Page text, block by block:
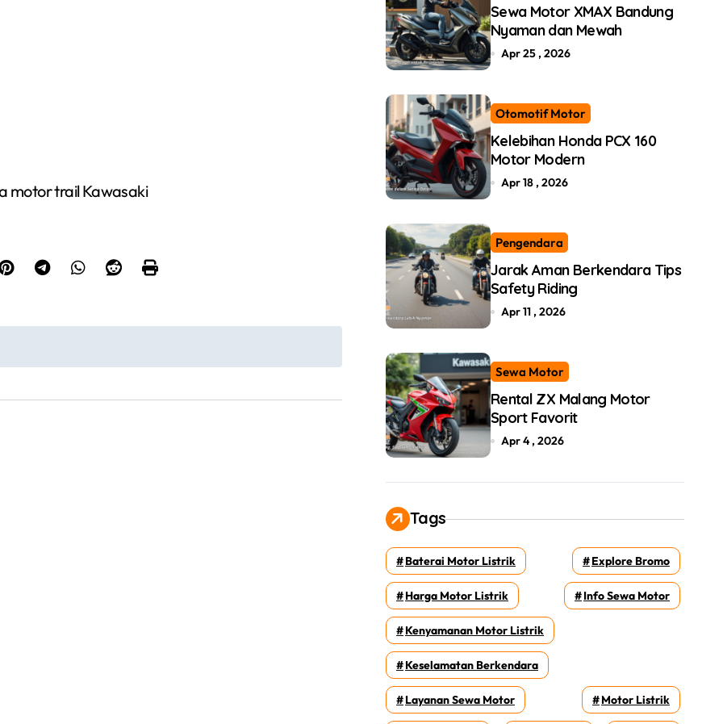
motor trail Kawasaki
Sewa Motor XMAX Bandung
Nyaman dan Mewah
Apr 25 , 2026
Otomotif Motor
Kelebihan Honda PCX 160
Motor Modern
Apr 18 , 2026
Pengendara
Jarak Aman Berkendara Tips
Safety Riding
Apr 11 , 2026
Sewa Motor
Rental ZX Malang Motor
Sport Favorit
Apr 4 , 2026
Tags
Baterai Motor Listrik Explore Bromo
Harga Motor Listrik Info Sewa Motor
Kenyamanan Motor Listrik
Keselamatan Berkendara
Layanan Sewa Motor Motor Listrik